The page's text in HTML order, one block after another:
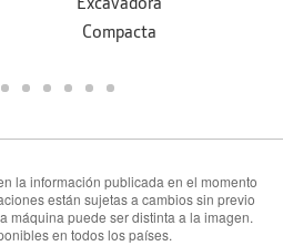
Compacta
la información publicada en el momento
están sujetas a cambios sin previo
máquina puede ser distinta a la imagen.
en todos los países.